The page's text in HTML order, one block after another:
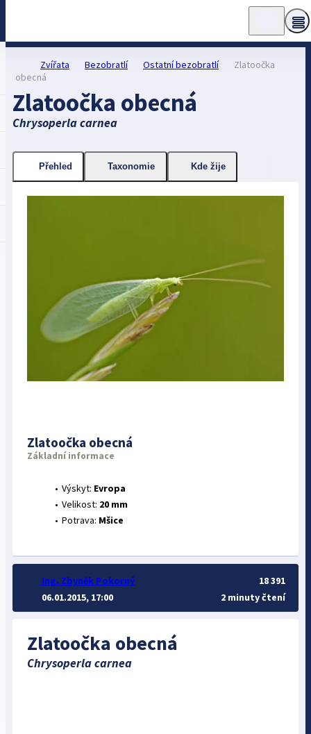
Zvířata Bezobratlí Ostatní bezobratlí
Zlatoočka
obecná
Zlatoočka obecná
Chrysoperla carnea
Zlatoočka obecná
Chrysoperla carnea
Přehled Taxonomie Kde žije
Zlatoočka obecná
Základní informace
Výskyt: Evropa
Velikost: 20 mm
Potrava: Mšice
Ing. Zbyněk Pokorný
06.01.2015, 17:00
18 391
2 minuty čtení